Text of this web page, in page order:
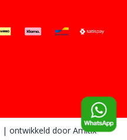
| ontwikkeld door Amitix